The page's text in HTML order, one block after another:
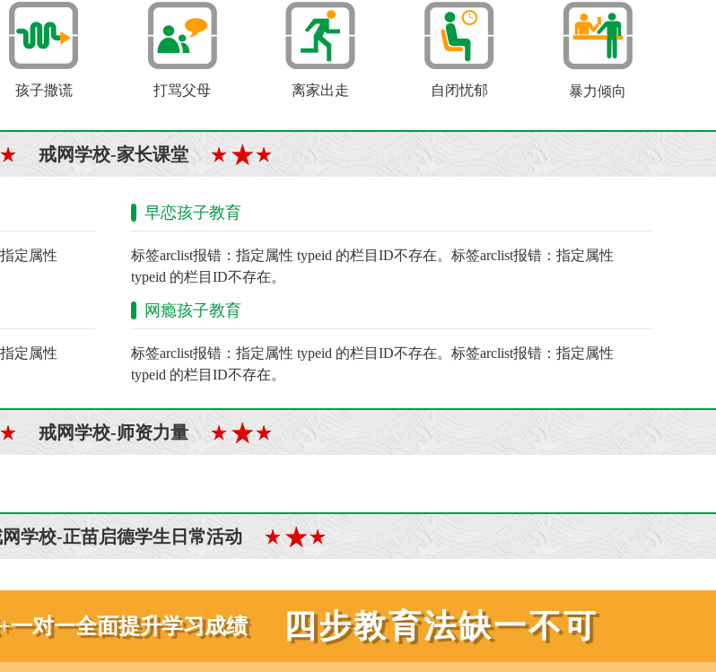
孩子撒谎 打骂父母 离家出走 自闭忧郁 暴力倾向
戒网学校-家长课堂
定属性
早恋孩子教育
标签arclist报错：指定属性 typeid 的栏目ID不存在。标签arclist报错：指定属性
typeid 的栏目ID不存在。
定属性
网瘾孩子教育
标签arclist报错：指定属性 typeid 的栏目ID不存在。标签arclist报错：指定属性
typeid 的栏目ID不存在。
戒网学校-师资力量
学校-正苗启德学生日常活动
一对一全面提升学习成绩 四步教育法缺一不可